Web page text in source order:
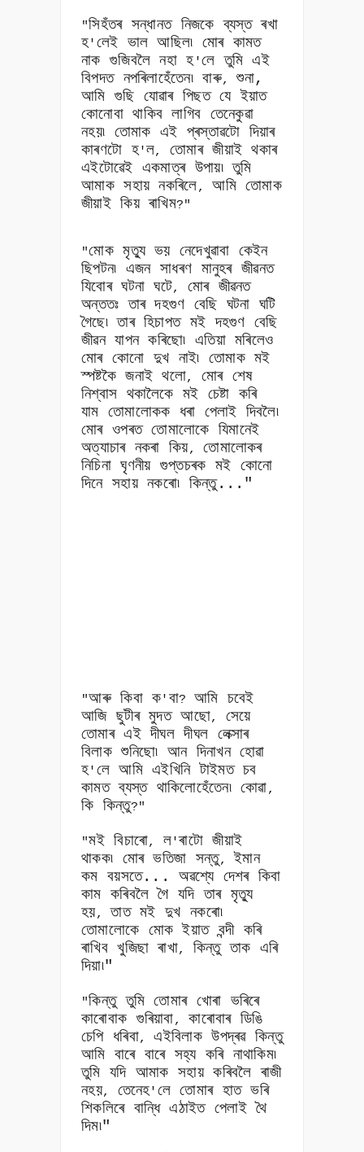
"সিহঁতৰ সন্ধানত নিজকে ব্যস্ত ৰখা
হ' লেই ভাল আছিল৷ মোৰ কামত
নাক গুজিবলৈ নহা হ'লে তুমি এই
বিপদত নপৰিলাহেঁতেন৷ বাৰু,শুনা,
আমি গুছি যোৱাৰ পিছত যে ইয়াত
কোনোবা থাকিব লাগিব তেনেকুৱা
নহয়৷ তোমাক এই প্ৰস্তাৱটো দিয়াৰ
কাৰণটো হ'ল,তোমাৰ জীয়াই থকাৰ
এইটোৱেই একমাত্ৰ উপায়৷ তুমি
আমাক সহায় নকৰিলে,আমি তোমাক
জীয়াইকিয় ৰাখিম?"
"মোক মৃত্যু ভয় নেদেখুৱাবা কেইন
ছিপটন৷ এজন সাধৰণ মানুহৰ জীৱনত
যিবোৰ ঘটনা ঘটে, মোৰ জীৱনত
অন্ততঃ তাৰ দহগুণ বেছি ঘটনা ঘটি
গৈছে৷ তাৰ হিচাপত মই দহগুণ বেছি
জীৱন যাপন কৰিছো৷ এতিয়া মৰিলেও
মোৰ কোনো দুখ নাই৷ তোমাক মই
স্পষ্টকৈ জনাই থলো, মোৰ শেষ
নিশ্বাস থকালৈকে মই চেষ্টা কৰি
যাম তোমালোকক ধৰা পেলাই দিবলৈ৷
মোৰ ওপৰত তোমালোকে যিমানেই
অত্যাচাৰ নকৰা কিয়,তোমালোকৰ
নিচিনা ঘৃণনীয় গুপ্তচৰক মই কোনো
দিনে সহায় নকৰো৷ কিন্তু..."
"আৰু কিবা ক' বা? আমি চবেই
আজি ছুটীৰ মুদত আছো, সেয়ে
তোমাৰ এই দীঘল দীঘল লেক্সাৰ
বিলাক শুনিছো৷ আন দিনাখন হোৱা
হ' লে আমি এইখিনি টাইমত চব
কামত ব্যস্ত থাকিলোহেঁতেন৷ কোৱা,
কি কিন্তু?"
"মই বিচাৰো, ল'ৰাটো জীয়াই
থাকক৷ মোৰ ভতিজা সন্তু,ইমান
কম বয়সতে... অৱশ্যে দেশৰ কিবা
কাম কৰিবলৈ গৈ যদি তাৰ মৃত্যু
হয়,তাত মই দুখ নকৰো৷
তোমালোকে মোক ইয়াত বন্দী কৰি
ৰাখিব খুজিছা ৰাখা, কিন্তু তাক এৰি
দিয়া৷"
"কিন্তু তুমি তোমাৰ খোৰা ভৰিৰে
কাৰোবাক গুৰিয়াবা,কাৰোবাৰ ডিঙি
চেপি ধৰিবা,এইবিলাক উপদ্ৰৱ কিন্তু
আমি বাৰে বাৰে সহ্য কৰি নাথাকিম৷
তুমি যদি আমাক সহায় কৰিবলৈ ৰাজী
নহয়, তেনেহ' লে তোমাৰ হাত ভৰি
শিকলিৰে বান্ধি এঠাইত পেলাই থৈ
দিম৷"